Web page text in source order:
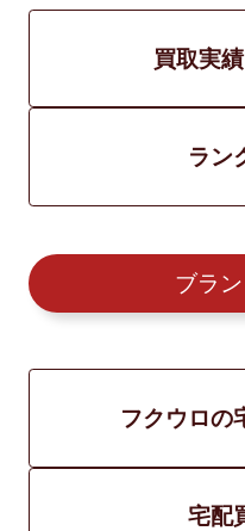
買取実
ラン
ブラ
フクウロの
宅配